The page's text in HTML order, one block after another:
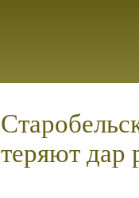
теряют дар